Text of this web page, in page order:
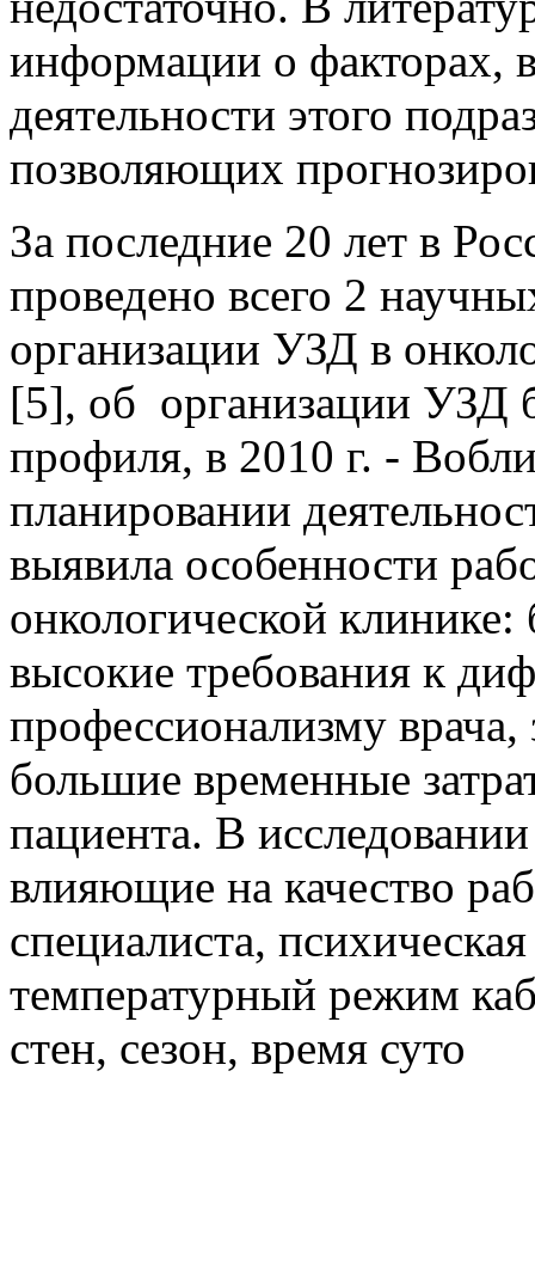
информации о факторах,
деятельности этого
позволяющих
За последние 20 лет в
проведено всего 2
организации УЗД в
[5], об организации УЗД
профиля, в 2010 г. -
планировании
выявила особенности
онкологической
высокие требования к
профессионализму врача,
большие временные
пациента. В
влияющие на качество
специалиста,
температурный режим
стен, сезон, время суто